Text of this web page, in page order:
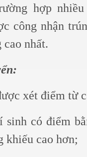
hợp
công nhận
cao nhất.
xét điểm từ
sinh có điểm
khiếu cao hơn;